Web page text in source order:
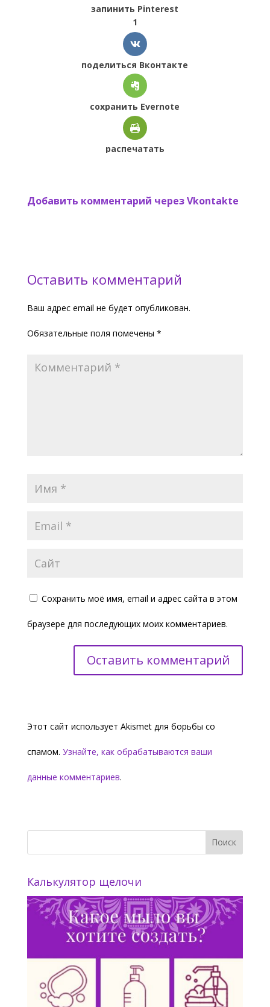
запинить Pinterest
1
поделиться Вконтакте
сохранить Evernote
распечатать
Добавить комментарий через Vkontakte
Оставить комментарий
Ваш адрес email не будет опубликован.
Обязательные поля помечены *
Сохранить моё имя, email и адрес сайта в этом
браузере для последующих моих комментариев.
Этот сайт использует Akismet для борьбы со
спамом. Узнайте, как обрабатываются ваши
данные комментариев.
Калькулятор щелочи